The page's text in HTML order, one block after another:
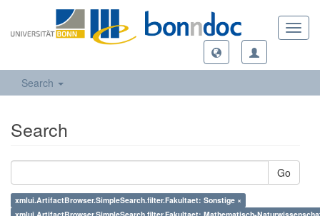
Search
Search
Go
xmlui.ArtifactBrowser.SimpleSearch.filter.Fakultaet: Sonstige ×